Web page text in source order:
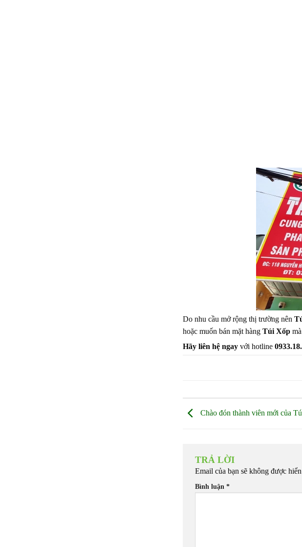
Do nhu cầu mở rộng thị trường nên
hoặc muốn bán mặt hàng Túi Xốpmà
Hãy liên hệ ngay với hotline
Chào đón thành viên mới của
TRẢ LỜI
Email của bạn sẽ không được
Bình luận *